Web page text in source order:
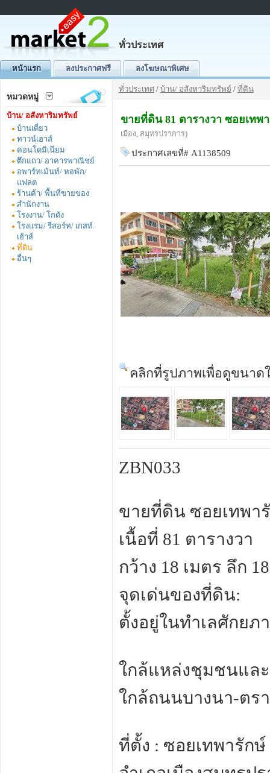
ทั่วประเทศ
หน้าแรก ลงประกาศฟรี ลงโฆษณาพิเศษ
หมวดหมู่
บ้าน/ อสังหาริมทรัพย์
บ้านเดี่ยว
ทาวน์เฮาส์
คอนโดมิเนียม
ตึกแถว/ อาคารพาณิชย์
อพาร์ทเม้นท์/ หอพัก/
แฟลต
ร้านค้า/ พื้นที่ขายของ
สำนักงาน
โรงงาน/ โกดัง
โรงแรม/ รีสอร์ท/ เกสท์
เฮ้าส์
ที่ดิน
อื่นๆ
ทั่วประเทศ / บ้าน/ อสังหาริมทรัพย์ / ที่ดิน
ขายที่ดิน 81 ตารางวา ซอยเทพ
เมือง, สมุทรปราการ)
ประกาศเลขที่# A1138509
คลิกที่รูปภาพเพื่อดูขนาด
ZBN033
ขายที่ดิน ซอยเทพา
เนื้อที่ 81 ตารางวา
กว้าง 18 เมตร ลึก
จุดเด่นของที่ดิน:
ตั้งอยู่ในทำเลศักยภ
ใกล้แหล่งชุมชนแล
ใกล้ถนนบางนา-ตร
ที่ตั้ง : ซอยเทพารัก